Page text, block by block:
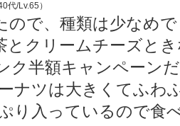
代/Lv.65）
ので、種類は少なめ
とクリームチーズと
ク半額キャンペーン
ナツは大きくてふわ
り入っているので食